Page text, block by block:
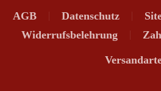
AGB Datenschutz
Widerrufsbelehrung